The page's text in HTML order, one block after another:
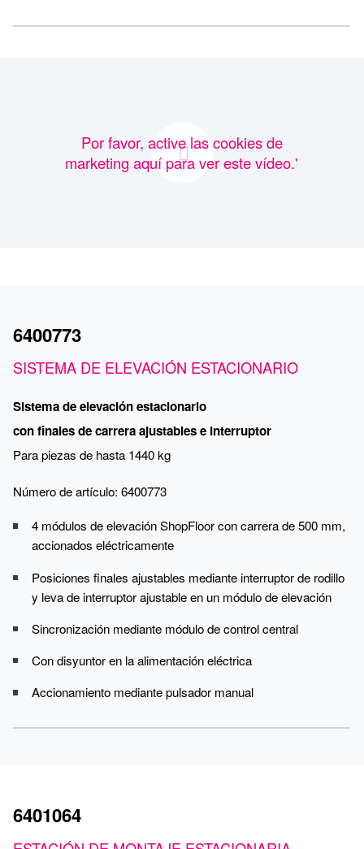
Por favor, active las cookies de
marketing aquí para ver este vídeo.'
6400773
SISTEMA DE ELEVACIÓN ESTACIONARIO
Sistema de elevación estacionario
con finales de carrera ajustables e interruptor
Para piezas de hasta 1440 kg
Número de artículo: 6400773
4 módulos de elevación ShopFloor con carrera de 500 mm,
accionados eléctricamente
Posiciones finales ajustables mediante interruptor de rodillo
y leva de interruptor ajustable en un módulo de elevación
Sincronización mediante módulo de control central
Con disyuntor en la alimentación eléctrica
Accionamiento mediante pulsador manual
6401064